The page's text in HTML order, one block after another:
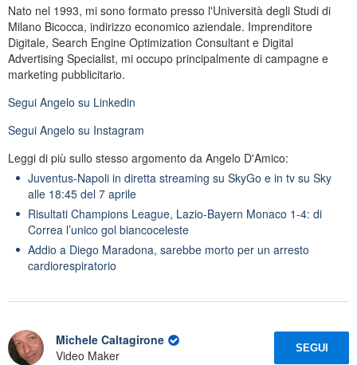
Nato nel 1993, mi sono formato presso l'Università degli Studi di
Milano Bicocca, indirizzo economico aziendale. Imprenditore
Digitale, Search Engine Optimization Consultant e Digital
Advertising Specialist, mi occupo principalmente di campagne e
marketing pubblicitario.
Segui Angelo su Linkedin
Segui Angelo su Instagram
Leggi di più sullo stesso argomento da Angelo D'Amico:
Juventus-Napoli in diretta streaming su SkyGo e in tv su Sky
alle 18:45 del 7 aprile
Risultati Champions League, Lazio-Bayern Monaco 1-4: di
Correa l’unico gol biancoceleste
Addio a Diego Maradona, sarebbe morto per un arresto
cardiorespiratorio
Michele Caltagirone
Video Maker
SEGUI